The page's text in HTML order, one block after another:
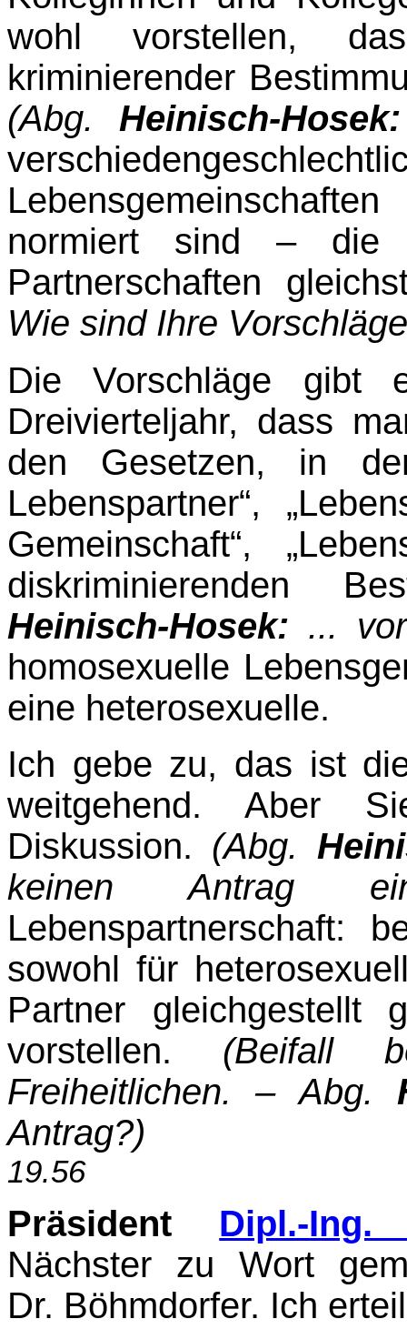
wohl vorstellen,
kriminierender
(Abg. Heinisch-Hosek:
normiert sind – die
Partnerschaften
Wie sind Ihre
Die Vorschläge gibt
Dreivierteljahr, dass
den Gesetzen, in
Lebenspartner“,
Gemeinschaft“,
diskriminierenden
Heinisch-Hosek: ...
homosexuelle
eine hetero­sexuelle.
Ich gebe zu, das ist
weitgehend. Aber
Diskussion. (Abg.
keinen Antrag
Lebenspartnerschaft:
sowohl für
Partner gleichgestellt
vorstellen. (Beifall
Freiheitlichen. – Abg.
Antrag?)
19.56
Präsident Dipl.-
Nächster zu Wort
Dr. Böhmdorfer. Ich